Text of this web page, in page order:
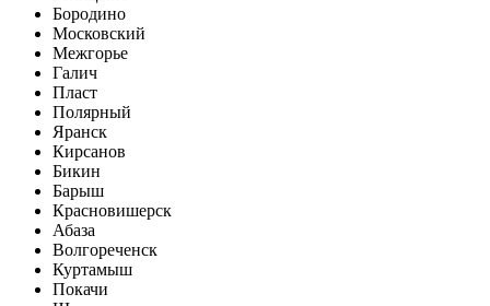
Бородино
Московский
Межгорье
Галич
Пласт
Полярный
Яранск
Кирсанов
Бикин
Барыш
Красновишерск
Абаза
Волгореченск
Куртамыш
Покачи